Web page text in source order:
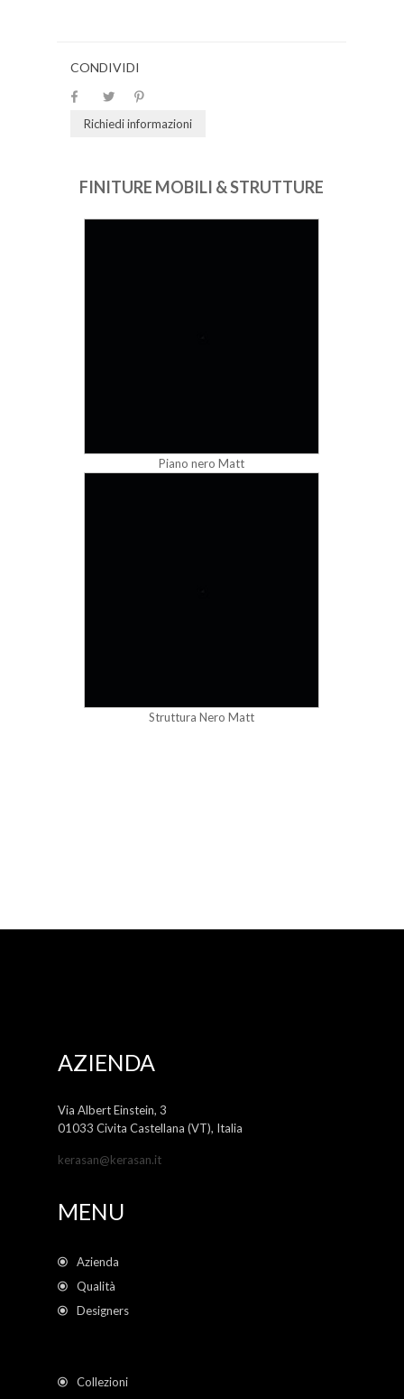
CONDIVIDI
Richiedi informazioni
FINITURE MOBILI & STRUTTURE
Piano nero Matt
Struttura Nero Matt
AZIENDA
Via Albert Einstein, 3
01033 Civita Castellana (VT), Italia
kerasan@kerasan.it
MENU
Azienda
Qualità
Designers
Collezioni